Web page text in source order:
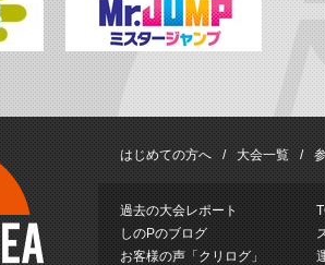
はじめての方へ 大会一覧
過去の大会レポート
しのPのブログ
お客様の声「クリログ」